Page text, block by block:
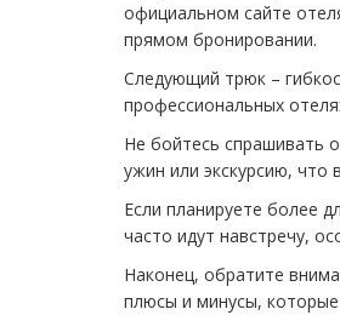
официальном сайте
прямом бронировании.
Следующий трюк –
профессиональных
Не бойтесь спрашивать
ужин или экскурсию, что
Если планируете более
часто идут навстречу,
Наконец, обратите
плюсы и минусы,